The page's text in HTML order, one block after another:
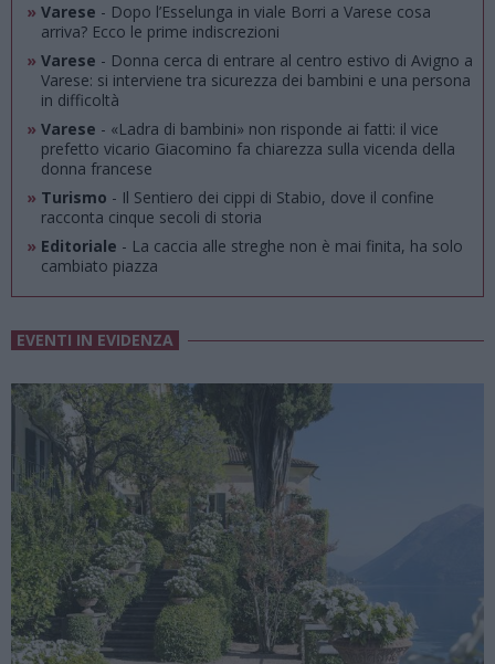
» Varese - Dopo l’Esselunga in viale Borri a Varese cosa
arriva? Ecco le prime indiscrezioni
» Varese - Donna cerca di entrare al centro estivo di Avigno a
Varese: si interviene tra sicurezza dei bambini e una persona
in difficoltà
» Varese - «Ladra di bambini» non risponde ai fatti: il vice
prefetto vicario Giacomino fa chiarezza sulla vicenda della
donna francese
» Turismo - Il Sentiero dei cippi di Stabio, dove il confine
racconta cinque secoli di storia
» Editoriale - La caccia alle streghe non è mai finita, ha solo
cambiato piazza
EVENTI IN EVIDENZA